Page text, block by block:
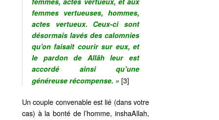
femmes vertueuses, hommes,
actes vertueux. Ceux-ci sont
désormais lavés des calomnies
qu’on faisait courir sur eux, et
le pardon de Allâh leur est
accordé ainsi qu’une
généreuse récompense. » [3]
Un couple convenable est lié (dans votre
cas) à la bonté de l’homme, inshaAllah,